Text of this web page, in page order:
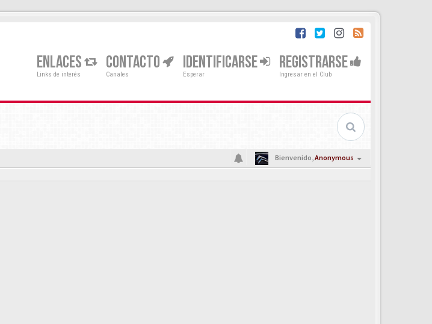
ENLACES
Links de interés
CONTACTO
Canales
IDENTIFICARSE
Esperar
REGISTRARSE
Ingresar en el Club
Bienvenido,Anonymous